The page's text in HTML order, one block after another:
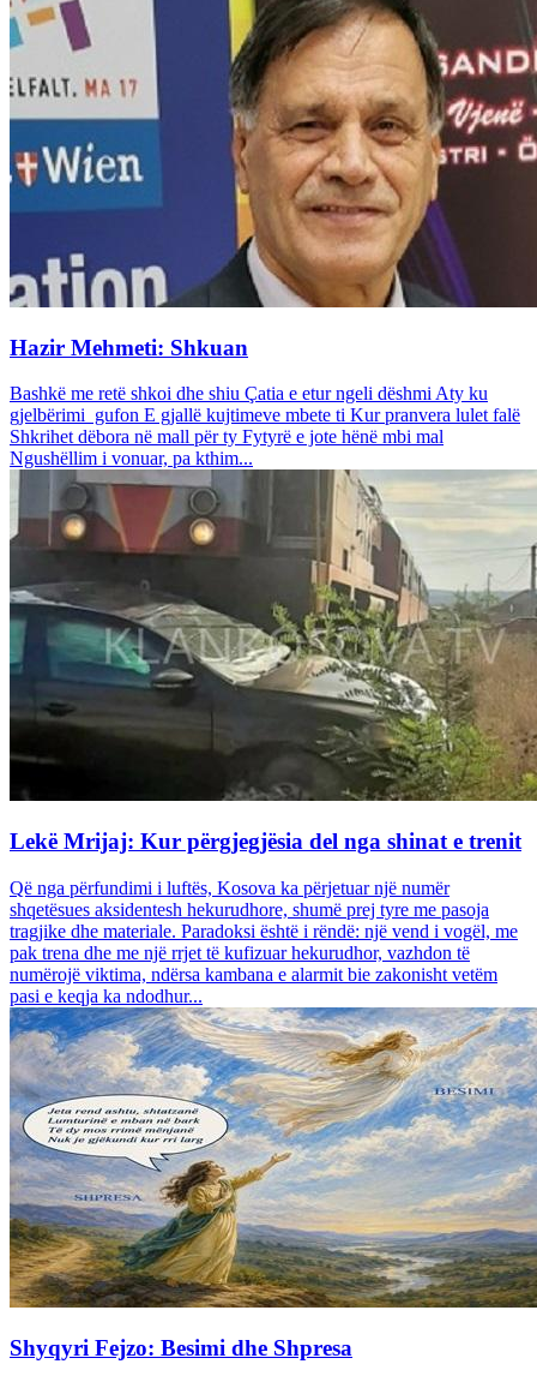
Hazir Mehmeti: Shkuan
Bashkë me retë shkoi dhe shiu Çatia e etur ngeli dëshmi Aty ku
gjelbërimi gufon E gjallë kujtimeve mbete ti Kur pranvera lulet falë
Shkrihet dëbora në mall për ty Fytyrë e jote hënë mbi mal
Ngushëllim i vonuar, pa kthim...
Lekë Mrijaj: Kur përgjegjësia del nga shinat e trenit
Që nga përfundimi i luftës, Kosova ka përjetuar një numër
shqetësues aksidentesh hekurudhore, shumë prej tyre me pasoja
tragjike dhe materiale. Paradoksi është i rëndë: një vend i vogël, me
pak trena dhe me një rrjet të kufizuar hekurudhor, vazhdon të
numërojë viktima, ndërsa kambana e alarmit bie zakonisht vetëm
pasi e keqja ka ndodhur...
Shyqyri Fejzo: Besimi dhe Shpresa